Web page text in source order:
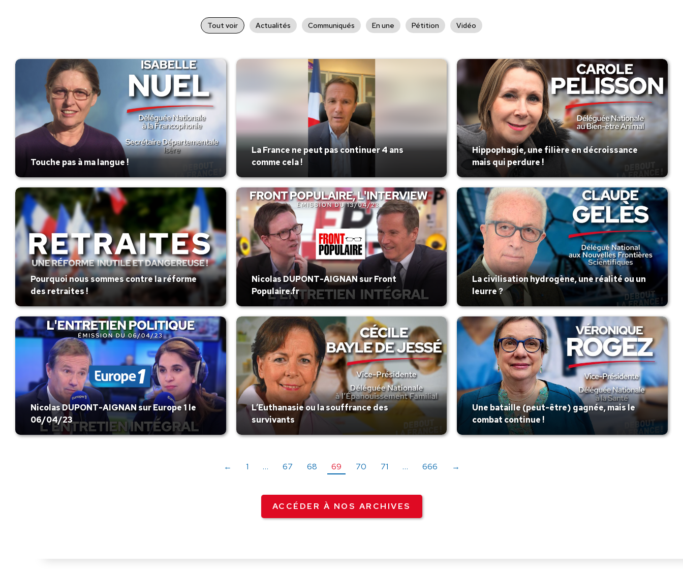
Tout voir Actualités Communiqués En une Pétition Vidéo
Touche pas à ma langue !
La France ne peut pas continuer 4 ans
comme cela !
Hippophagie, une filière en décroissance
mais qui perdure !
Pourquoi nous sommes contre la réforme
des retraites !
Nicolas DUPONT-AIGNAN sur Front
Populaire.fr
La civilisation hydrogène, une réalité ou un
leurre ?
Nicolas DUPONT-AIGNAN sur Europe 1 le
06/04/23
L’Euthanasie ou la souffrance des
survivants
Une bataille (peut-être) gagnée, mais le
combat continue !
← 1 … 67 68 69 70 71 … 666 →
ACCÉDER À NOS ARCHIVES